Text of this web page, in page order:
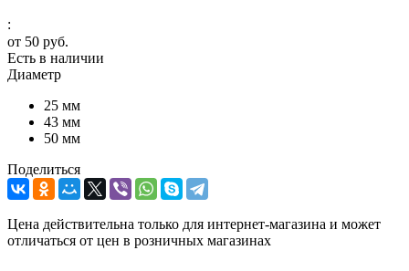
:
от 50 руб.
Есть в наличии
Диаметр
25 мм
43 мм
50 мм
Поделиться
Цена действительна только для интернет-магазина и может
отличаться от цен в розничных магазинах